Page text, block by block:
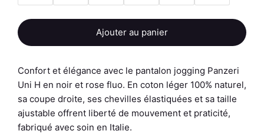
quantité
de
Homme
-
Uni
H
-
Ajouter au panier
Confort et élégance avec le pantalon jogging Panzeri
Uni H en noir et rose fluo. En coton léger 100% naturel,
sa coupe droite, ses chevilles élastiquées et sa taille
ajustable offrent liberté de mouvement et praticité,
fabriqué avec soin en Italie.